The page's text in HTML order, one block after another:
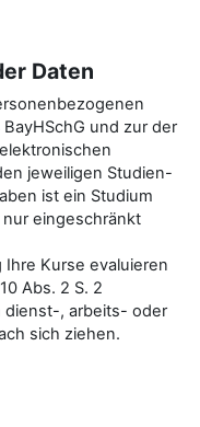
Daten
und zur der
jeweiligen Studien-
ist ein Studium
eingeschränkt
Kurse evaluieren
Abs. 2 S. 2
dienst-, arbeits- oder
sich ziehen.